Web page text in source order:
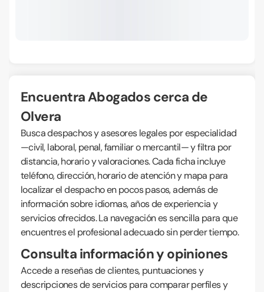
Encuentra Abogados cerca de
Olvera
Busca despachos y asesores legales por especialidad
—civil, laboral, penal, familiar o mercantil— y filtra por
distancia, horario y valoraciones. Cada ficha incluye
teléfono, dirección, horario de atención y mapa para
localizar el despacho en pocos pasos, además de
información sobre idiomas, años de experiencia y
servicios ofrecidos. La navegación es sencilla para que
encuentres el profesional adecuado sin perder tiempo.
Consulta información y opiniones
Accede a reseñas de clientes, puntuaciones y
descripciones de servicios para comparar perfiles y